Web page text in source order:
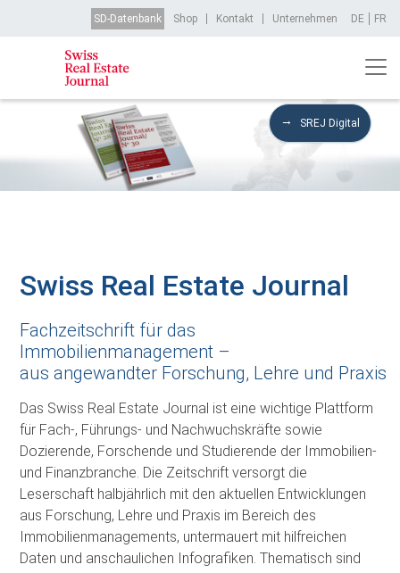
Direkt zum Inhalt
Top Menu
SD-Datenbank Shop Kontakt Unternehmen DE FR
SREJ Digital
Swiss Real Estate Journal
Fachzeitschrift für das
Immobilienmanagement –
aus angewandter Forschung, Lehre und Praxis
Das Swiss Real Estate Journal ist eine wichtige Plattform
für Fach-, Führungs- und Nachwuchskräfte sowie
Dozierende, Forschende und Studierende der Immobilien-
und Finanzbranche. Die Zeitschrift versorgt die
Leserschaft halbjährlich mit den aktuellen Entwicklungen
aus Forschung, Lehre und Praxis im Bereich des
Immobilienmanagements, untermauert mit hilfreichen
Daten und anschaulichen Infografiken. Thematisch sind